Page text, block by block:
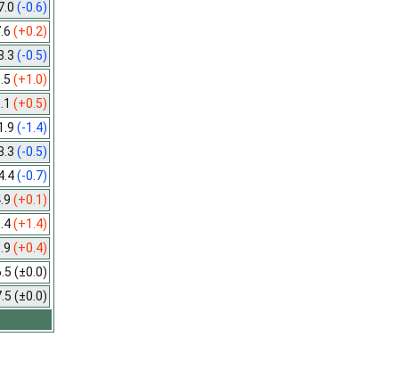
(-0.6)
(+0.2)
(-0.5)
(+1.0)
(+0.5)
(-1.4)
(-0.5)
(-0.7)
(+0.1)
(+1.4)
(+0.4)
(±0.0)
(±0.0)